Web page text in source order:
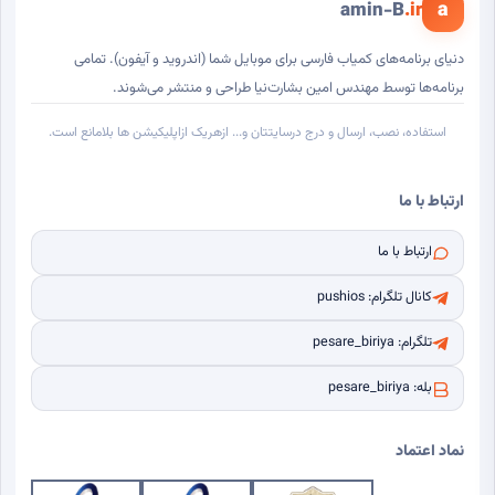
a
amin-B.ir
دنیای برنامه‌های کمیاب فارسی برای موبایل شما (اندروید و آیفون). تمامی
برنامه‌ها توسط مهندس امین بشارت‌نیا طراحی و منتشر می‌شوند.
استفاده، نصب، ارسال و درج درسایتتان و... ازهریک ازاپلیکیشن ها بلامانع است.
ارتباط با ما
ارتباط با ما
کانال تلگرام: pushios
تلگرام: pesare_biriya
بله: pesare_biriya
نماد اعتماد